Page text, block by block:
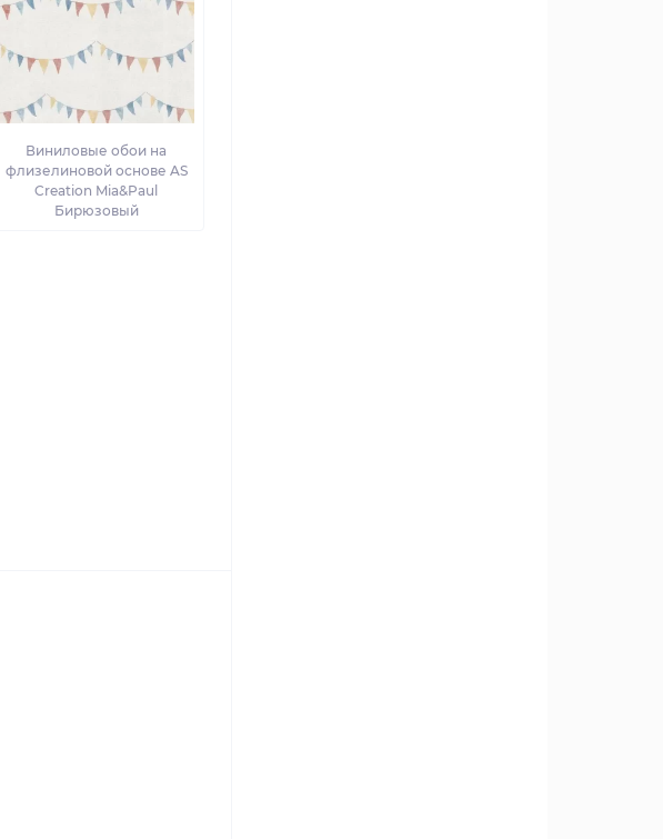
Виниловые обои на
флизелиновой основе AS
Creation Mia&Paul
Бирюзовый